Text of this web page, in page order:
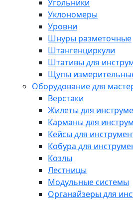
Угольники
Уклономеры
Уровни
Шнуры разметочные
Штангенциркули
Штативы для
Щупы
Оборудование для
Верстаки
Жилеты для
Карманы для
Кейсы для
Кобура для
Козлы
Лестницы
Модульные системы
Органайзеры для